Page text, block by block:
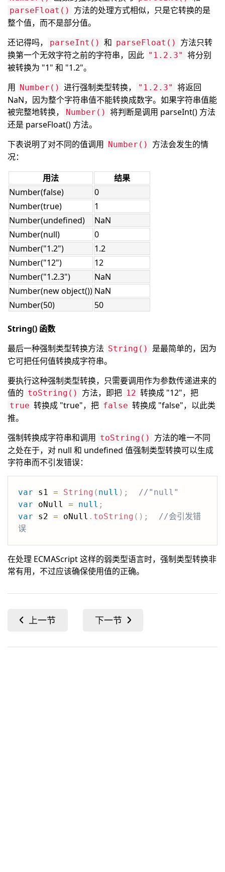
parseFloat()
方法的处理方式相似，只是它转换的是
整个值，而不是部分值。
还记得吗，
parseInt() 和 parseFloat()
方法只转
换第一个无效字符之前的字符串，因此 "1.2.3" 将分别
被转换为 "1" 和 "1.2"。
用 Number() 进行强制类型转换， "1.2.3" 将返回
NaN，因为整个字符串值不能转换成数字。如果字符串值能
被完整地转换，
Number() 将判断是调用 parseInt() 方法
还是 parseFloat() 方法。
下表说明了对不同的值调用 Number()
方法会发生的情
况：
用法
结果
Number(false)
0
Number(true)
1
Number(undefined)
NaN
Number(null)
0
Number("1.2")
1.2
Number("12")
12
Number("1.2.3")
NaN
Number(new object()) NaN
Number(50)
50
String() 函数
最后一种强制类型转换方法 String()
是最简单的，因为
它可把任何值转换成字符串。
要执行这种强制类型转换，只需要调用作为参数传递进来的
值的 toString() 方法，即把 12 转换成 "12"，把
true 转换成 "true"，把 false 转换成 "false"，以此类
推。
强制转换成字符串和调用 toString()
方法的唯一不同
之处在于，对 null 和 undefined 值强制类型转换可以生成
字符串而不引发错误：
var s1 = String ( null ) ;
//"null"
var oNull = null ;
var s2 = oNull . toString ( ) ;
//会引发错
误
在处理 ECMAScript 这样的弱类型语言时，强制类型转换非
常有用，不过应该确保使用值的正确。